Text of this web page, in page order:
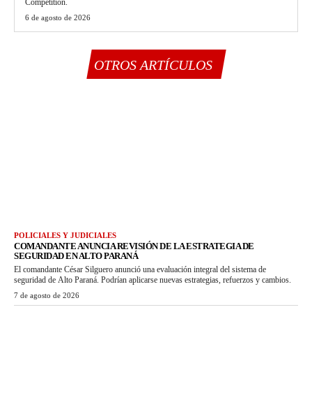
6 de agosto de 2026
OTROS ARTÍCULOS
POLICIALES Y JUDICIALES
COMANDANTE ANUNCIA REVISIÓN DE LA ESTRATEGIA DE
SEGURIDAD EN ALTO PARANÁ
El comandante César Silguero anunció una evaluación integral del sistema de
seguridad de Alto Paraná. Podrían aplicarse nuevas estrategias, refuerzos y cambios.
7 de agosto de 2026